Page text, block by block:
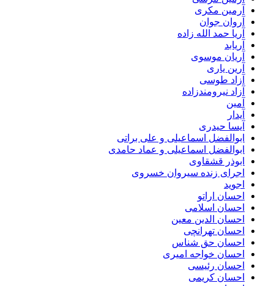
آرمین مکری
آروان جوان
آریا حمد الله زاده
آریابد
آریان موسوی
آرین یاری
آزاد طوسی
آزاد نیرومندزاده
آمین
آیدار
آیسا حیدری
ابوالفضل اسماعیلی و علی براتی
ابوالفضل اسماعیلی و عماد حامدی
ابوذر قشقاوی
اجرای زنده سیروان خسروی
اجوید
احسان اراتو
احسان اسلامی
احسان الدین معین
احسان تهرانچی
احسان حق شناس
احسان خواجه امیری
احسان رئیسی
احسان کریمی